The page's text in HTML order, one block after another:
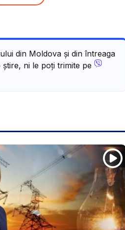
din Moldova și din întreaga
ni le poți trimite pe